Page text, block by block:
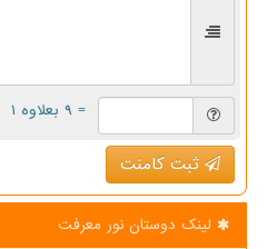
= ۹ بعلاوه ۱
ثبت کامنت
لینک دوستان نور معرفت